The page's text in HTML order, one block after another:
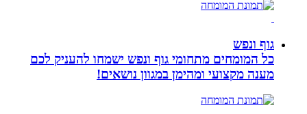
גוף ונפש
כל המומחים מתחומי גוף ונפש ישמחו להעניק לכם
מענה מקצועי ומהימן במגוון נושאים!